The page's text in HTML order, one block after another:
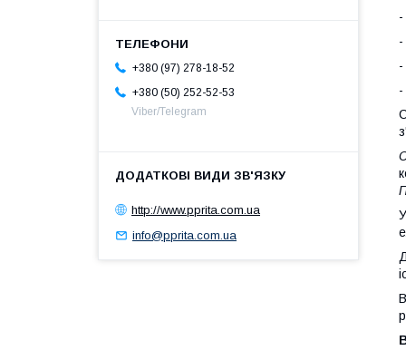
-
-
-
-
+380 (97) 278-18-52
+380 (50) 252-52-53
Viber/Telegram
http://www.pprita.com.ua
info@pprita.com.ua